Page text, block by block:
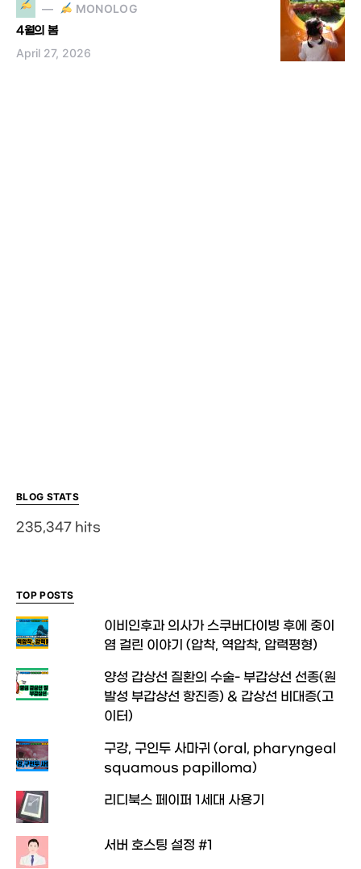
MONOLOG
4월의 봄
April 27, 2026
BLOG STATS
235,347 hits
TOP POSTS
이비인후과 의사가 스쿠버다이빙 후에 중이
염 걸린 이야기 (압착, 역압착, 압력평형)
양성 갑상선 질환의 수술- 부갑상선 선종(원
발성 부갑상선 항진증) & 갑상선 비대증(고
이터)
구강, 구인두 사마귀 (oral, pharyngeal
squamous papilloma)
리디북스 페이퍼 1세대 사용기
서버 호스팅 설정 #1